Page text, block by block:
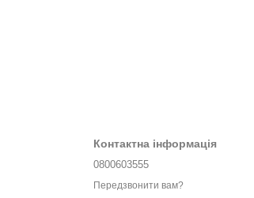
Контактна інформація
0800603555
Передзвонити вам?